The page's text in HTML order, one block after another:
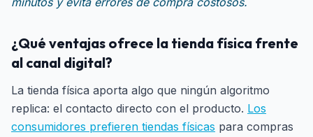
¿Qué ventajas ofrece la tienda física frente
al canal digital?
La tienda física aporta algo que ningún algoritmo
replica: el contacto directo con el producto. Los
consumidores prefieren tiendas físicas para compras